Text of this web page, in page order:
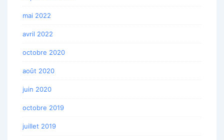
mai 2022
avril 2022
octobre 2020
août 2020
juin 2020
octobre 2019
juillet 2019